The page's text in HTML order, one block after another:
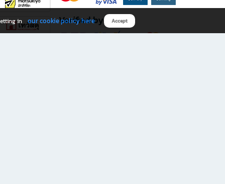
Verified by
in our cookie policy here Accept